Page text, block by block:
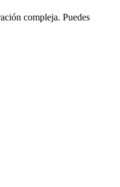
compleja. Puedes